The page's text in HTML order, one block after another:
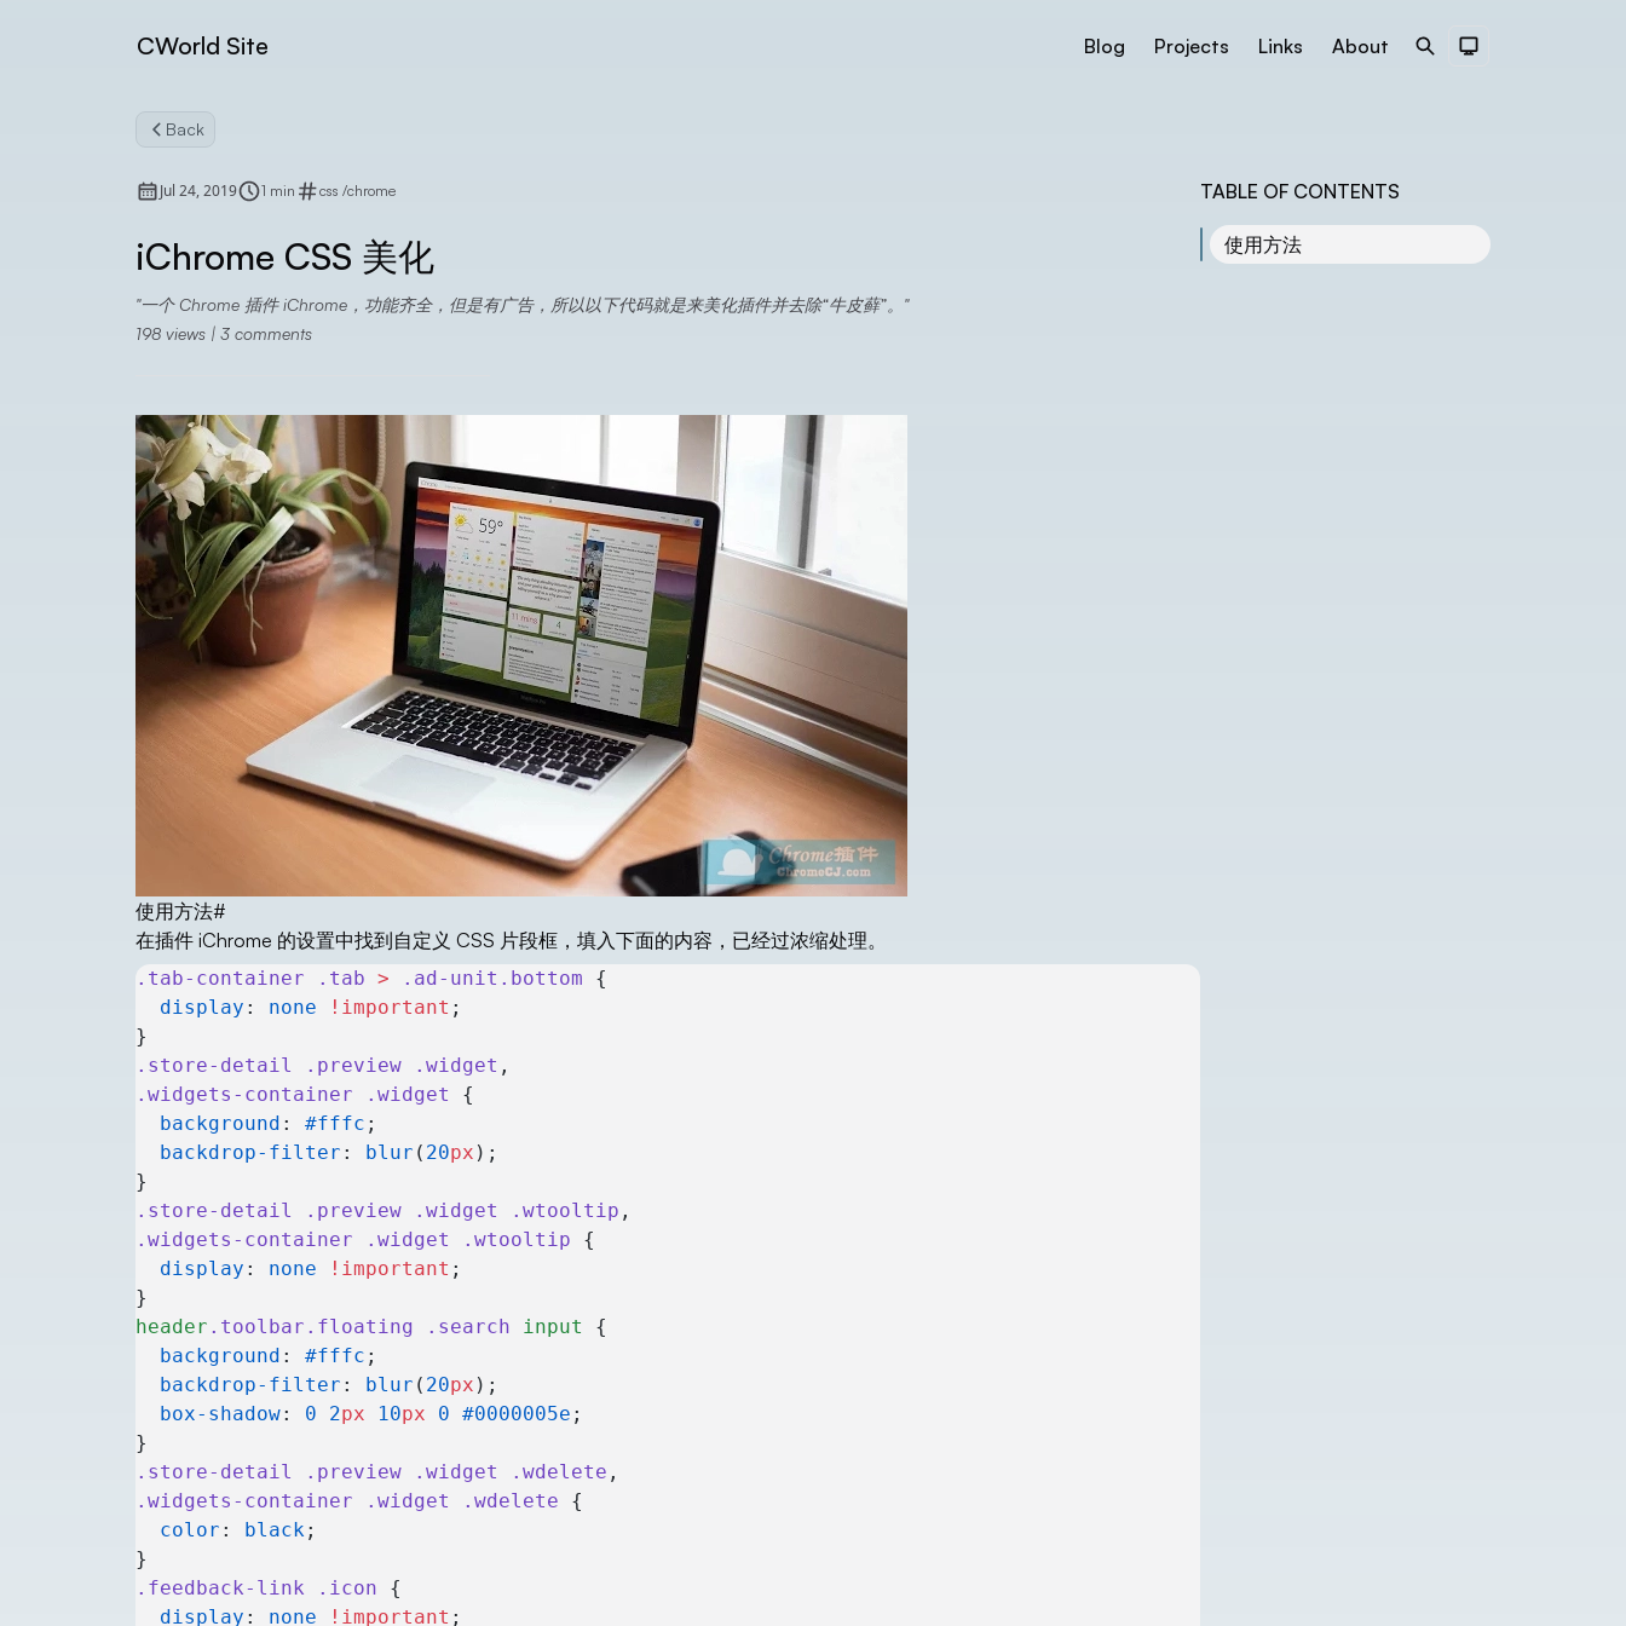
CWorld Site Blog Projects Links About SearchDark Theme
Back
TABLE OF CONTENTS
使用方法
Jul 24, 2019 1 min css /chrome
iChrome CSS 美化
一个 Chrome 插件 iChrome，功能齐全，但是有广告，所以以下代码就是来美化插件并去除“牛皮藓”。
198 views | 3 comments
使用方法#
在插件 iChrome 的设置中找到自定义 CSS 片段框，填入下面的内容，已经过浓缩处理。
.tab-container .tab > .ad-unit.bottom {
  display
: none !important ;
}
.store-detail
.preview .widget ,
.widgets-container .widget
{
  background
: #fffc ;
  backdrop-filter
: blur ( 20px );
}
.store-detail
.preview .widget .wtooltip ,
.widgets-container .widget .wtooltip {
  display
: none !important ;
}
header .toolbar.floating .search input
{
  background
: #fffc ;
  backdrop-filter
: blur ( 20px );
  box-shadow
: 0 2px 10px 0 #0000005e ;
}
.store-detail
.preview .widget .wdelete ,
.widgets-container .widget .wdelete {
  color
: black;
}
.feedback-link .icon {
  display
: none !important ;